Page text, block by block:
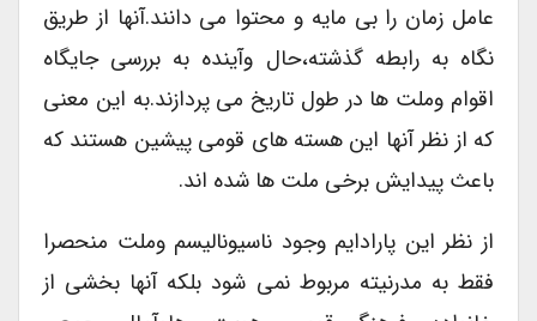
عامل زمان را بی مایه و محتوا می دانند.آنها از طریق
نگاه به رابطه گذشته،حال وآینده به بررسی جایگاه
اقوام وملت ها در طول تاریخ می پردازند.به این معنی
که از نظر آنها این هسته های قومی پیشین هستند که
باعث پیدایش برخی ملت ها شده اند.
از نظر این پارادایم وجود ناسیونالیسم وملت منحصرا
فقط به مدرنیته مربوط نمی شود بلکه آنها بخشی از